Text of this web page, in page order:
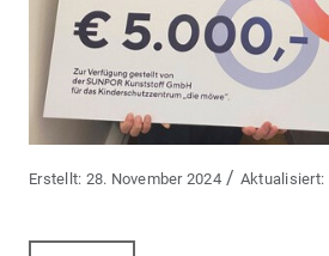
28. November 2024 /